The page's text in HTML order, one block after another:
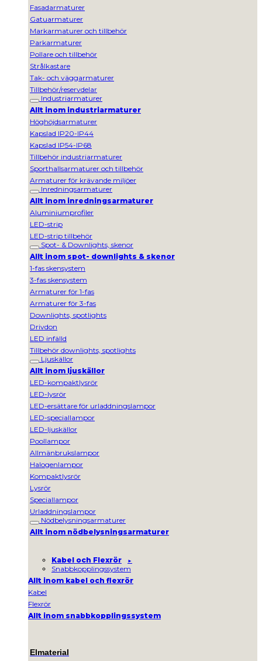
Fasadarmaturer
Gatuarmaturer
Markarmaturer och tillbehör
Parkarmaturer
Pollare och tillbehör
Strålkastare
Tak- och väggarmaturer
Tillbehör/reservdelar
Industriarmaturer
Allt inom industriarmaturer
Höghöjdsarmaturer
Kapslad IP20-IP44
Kapslad IP54-IP68
Tillbehör industriarmaturer
Sporthallsarmaturer och tillbehör
Armaturer för krävande miljöer
Inredningsarmaturer
Allt inom inredningsarmaturer
Aluminiumprofiler
LED-strip
LED-strip tillbehör
Spot- & Downlights, skenor
Allt inom spot- downlights & skenor
1-fas skensystem
3-fas skensystem
Armaturer för 1-fas
Armaturer för 3-fas
Downlights, spotlights
Drivdon
LED infälld
Tillbehör downlights, spotlights
Ljuskällor
Allt inom ljuskällor
LED-kompaktlysrör
LED-lysrör
LED-ersättare för urladdningslampor
LED-speciallampor
LED-ljuskällor
Poollampor
Allmänbrukslampor
Halogenlampor
Kompaktlysrör
Lysrör
Speciallampor
Urladdningslampor
Nödbelysningsarmaturer
Allt inom nödbelysningsarmaturer
Kabel och Flexrör
Snabbkopplingssystem
Allt inom kabel och flexrör
Kabel
Flexrör
Allt inom snabbkopplingssystem
Elmaterial